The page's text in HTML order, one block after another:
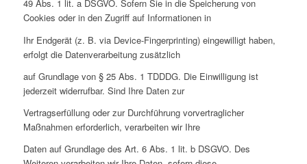
49 Abs. 1 lit. a DSGVO. Sofern Sie in die Speicherung von
Cookies oder in den Zugriff auf Informationen in
Ihr Endgerät (z. B. via Device-Fingerprinting) eingewilligt haben,
erfolgt die Datenverarbeitung zusätzlich
auf Grundlage von § 25 Abs. 1 TDDDG. Die Einwilligung ist
jederzeit widerrufbar. Sind Ihre Daten zur
Vertragserfüllung oder zur Durchführung vorvertraglicher
Maßnahmen erforderlich, verarbeiten wir Ihre
Daten auf Grundlage des Art. 6 Abs. 1 lit. b DSGVO. Des